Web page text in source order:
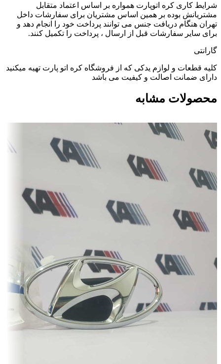
شرایط کاری کره اتوپارت همواره بر اساس اعتماد متقابل
مشتریانش بوده بر همین اساس مشتریان برای سفارشات داخل
تهران هنگام دریافت جنس می توانند پرداخت خود را انجام دهد و
برای سایر سفارشات قبل از ارسال ، پرداخت را تکمیل کنند.
گارانتی
کلیه قطعات و لوازم یدکی که از فروشگاه کره اتو پارت تهیه میکنید
دارای ضمانت اصالت و کیفیت می باشد
محصولات مشابه